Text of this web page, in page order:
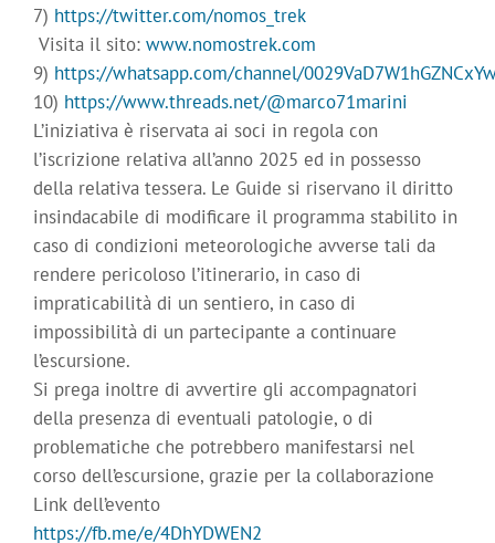
7) https://twitter.com/nomos_trek
Visita il sito: www.nomostrek.com
9) https://whatsapp.com/channel/
10) https://www.threads.net/@marco71marini
L’iniziativa è riservata ai soci in regola con
l’iscrizione relativa all’anno 2025 ed in possesso
della relativa tessera. Le Guide si riservano il diritto
insindacabile di modificare il programma stabilito in
caso di condizioni meteorologiche avverse tali da
rendere pericoloso l’itinerario, in caso di
impraticabilità di un sentiero, in caso di
impossibilità di un partecipante a continuare
l’escursione.
Si prega inoltre di avvertire gli accompagnatori
della presenza di eventuali patologie, o di
problematiche che potrebbero manifestarsi nel
corso dell’escursione, grazie per la collaborazione
Link dell’evento
https://fb.me/e/4DhYDWEN2